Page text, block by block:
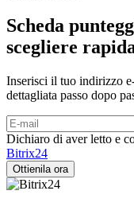
Scheda
scegliere
Inserisci il tuo indirizzo
dettagliata passo dopo
Dichiaro di aver letto e
Bitrix24